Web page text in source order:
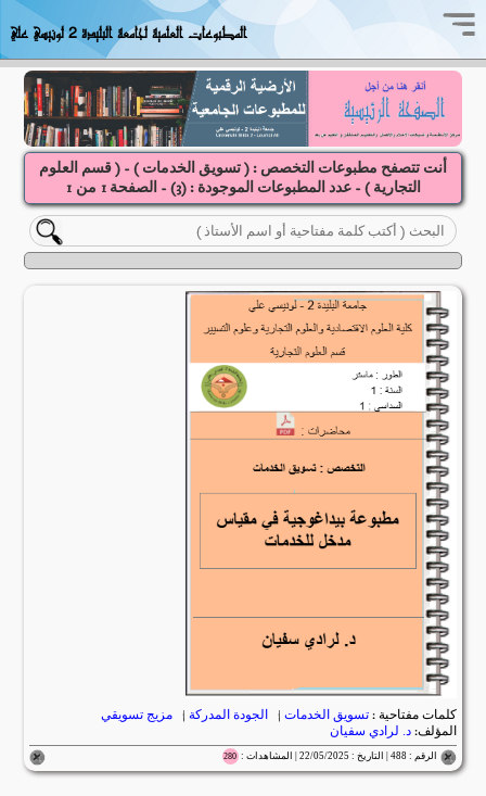
المطبوعات العلمية لجامعة البليدة 2 لونيسي علي
أنت تتصفح مطبوعات التخصص : ( تسويق الخدمات ) - ( قسم العلوم
التجارية ) - عدد المطبوعات الموجودة : (3) - الصفحة1 من1
كلمات مفتاحية :تسويق الخدمات | الجودة المدركة | مزيج تسويقي
المؤلف:د. لرادي سفيان
الرقم : 488 | التاريخ : 22/05/2025 | المشاهدات : 280